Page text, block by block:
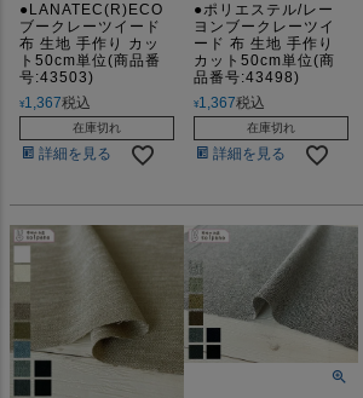
●LANATEC(R)ECO
ブークレーツイード
布 生地 手作り カッ
ト50cm単位(商品番
号:43503)
¥1,367税込
在庫切れ
詳細を見る
●ポリエステル/レー
ヨンブークレーツイ
ード 布 生地 手作り
カット50cm単位(商
品番号:43498)
¥1,367税込
在庫切れ
詳細を見る